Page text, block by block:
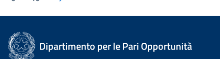
Dipartimento per le Pari Opportunità